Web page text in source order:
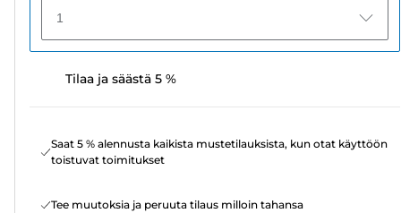
1
Tilaa ja säästä 5 %
Saat 5 % alennusta kaikista mustetilauksista, kun otat käyttöön
toistuvat toimitukset
Tee muutoksia ja peruuta tilaus milloin tahansa